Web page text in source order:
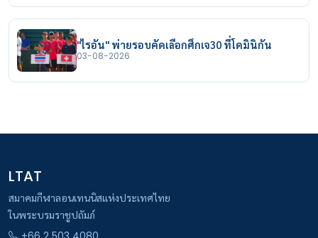
"ไรอัน" พ่ายรอบคัดเลือกศึกเจ30 ที่โดมินิกัน
03-08-2026
LTAT
สมาคมกีฬาลอนเทนนิสแห่งประเทศไทย
ในพระบรมราชูปถัมภ์